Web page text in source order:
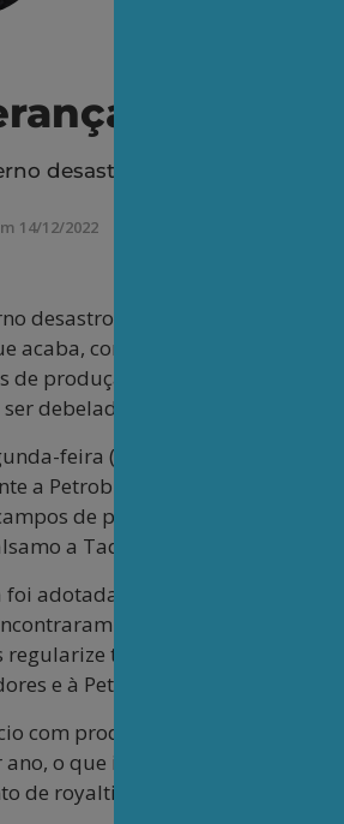
maldita
desastroso, entreguista,
14/12/2022
desastroso, entreguista,
acaba, continua produzindo
de produção e exploração de
debelada pelo novo governo.
feira (12/12), a Agência
a Petrobrás, dando um prazo
de petróleo e gás do Polo
a Taquipe, na Bahia.
adotada pela ANP após uma
problemas e
regularize todos os problemas.
e à Petrobrás.
com produção de 20 mil barris
o que impactará diretamente
de royalties e ISS, feito pela